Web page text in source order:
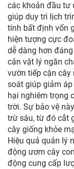
các khoản đầu tư
giúp duy trì lịch
tính bất định vốn
hiện tượng cực
dễ dàng hơn
cản vật lý ngăn
vườn tiếp cận
soát giúp giảm
hại nghiêm trọng
trời. Sự bảo vệ
trừ sâu, từ đó cắt
cây giống khỏe
Hiệu quả quản lý
động ươm cây
động cung cấp